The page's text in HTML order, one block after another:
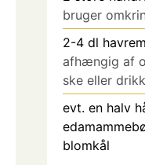
bruger
2-4 dl
afhængig af
ske eller
evt. en halv
blomkål